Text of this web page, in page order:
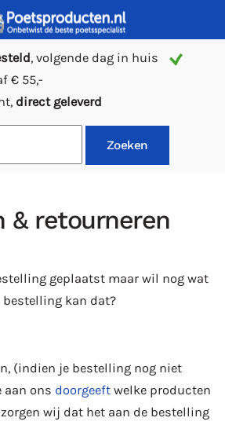
, volgende dag in huis
€ 55,-
direct geleverd
Zoeken
& retourneren
geplaatst maar wil nog wat
bestelling kan dat?
(indien je bestelling nog niet
aan ons doorgeeft welke producten
wij dat het aan de bestelling